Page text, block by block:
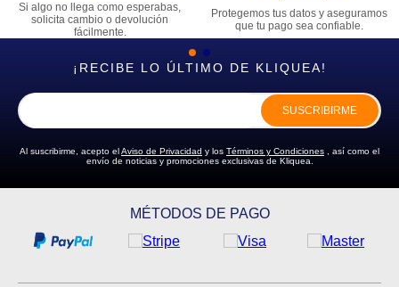
Si algo no llega como esperabas,
solicita cambio o devolución
fácilmente.
Protegemos tus datos y aseguramos
que tu pago sea confiable.
¡RECIBE LO ÚLTIMO DE KLIQUEA!
SUSCRIBIRME
Al suscribirme, acepto elAviso de Privacidad y los Términos y Condiciones , así como el
envío de noticias y promociones exclusivas de Kliquea.
MÉTODOS DE PAGO